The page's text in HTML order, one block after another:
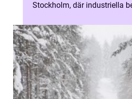
Stockholm, där industriella